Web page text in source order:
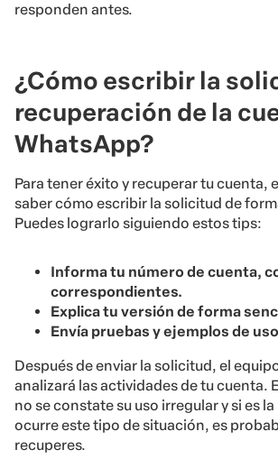
responden antes.
¿Cómo escribir la
recuperación de la
WhatsApp?
Para tener éxito y recuperar tu cuenta,
saber cómo escribir la solicitud de
Puedes lograrlo siguiendo estos tips:
Informa tu número de cuenta,
correspondientes.
Explica tu versión de forma
Envía pruebas y ejemplos de
Después de enviar la solicitud, el
analizará las actividades de tu cuenta.
no se constate su uso irregular y si es
ocurre este tipo de situación, es
recuperes.